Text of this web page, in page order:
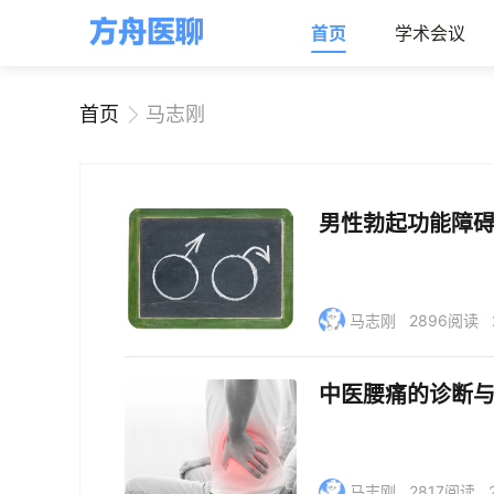
首页 学术会议
首页 马志刚
男性勃起功能障
马志刚 2896阅读
中医腰痛的诊断